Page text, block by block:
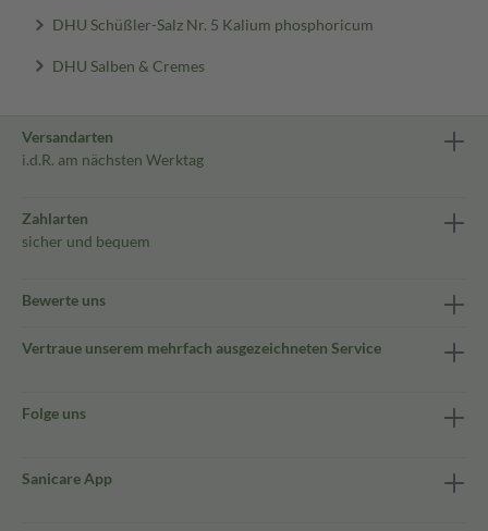
DHU Schüßler-Salz Nr. 5 Kalium phosphoricum
DHU Salben & Cremes
Versandarten
i.d.R. am nächsten Werktag
Zahlarten
sicher und bequem
Bewerte uns
Vertraue unserem mehrfach ausgezeichneten Service
Folge uns
Sanicare App